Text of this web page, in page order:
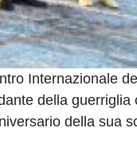
Internazionale
della guerriglia
della sua